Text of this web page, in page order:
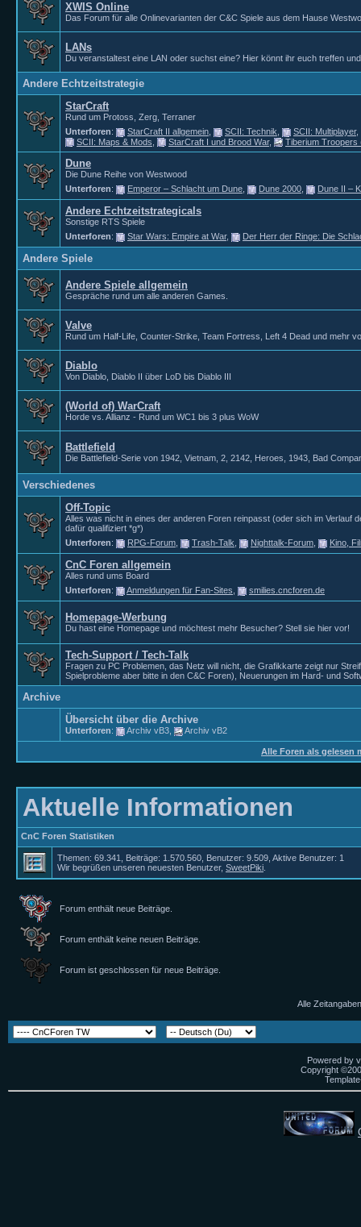
XWIS Online
Das Forum für alle Onlinevarianten der C&C Spiele aus dem Hause
LANs
Du veranstaltest eine LAN oder suchst eine? Hier könnt ihr euch treffen
Andere Echtzeitstrategie
StarCraft
Rund um Protoss, Zerg, Terraner
Unterforen: StarCraft II allgemein SCII: Technik SCII: Multiplayer,
SCII: Maps & Mods
StarCraft I und Brood War, Tiberium Troopers
Dune
Die Dune Reihe von Westwood
Unterforen: Emperor – Schlacht um Dune Dune 2000 Dune II –
Andere Echtzeitstrategicals
Sonstige RTS Spiele
Unterforen: Star Wars: Empire at War, Der Herr der Ringe: Die
Andere Spiele
Andere Spiele allgemein
Gespräche rund um alle anderen Games.
Valve
Rund um Half-Life, Counter-Strike, Team Fortress, Left 4 Dead und mehr
Diablo
Von Diablo, Diablo II über LoD bis Diablo III
(World of) WarCraft
Horde vs. Allianz - Rund um WC1 bis 3 plus WoW
Battlefield
Die Battlefield-Serie von 1942, Vietnam, 2, 2142, Heroes, 1943, Bad
Verschiedenes
Off-Topic
Alles was nicht in eines der anderen Foren reinpasst (oder sich im Verlauf
dafür qualifiziert *g*)
Unterforen: RPG-Forum Trash-Talk Nighttalk-Forum Kino,
CnC Foren allgemein
Alles rund ums Board
Unterforen: Anmeldungen für Fan-Sites smilies.cncforen.de
Homepage-Werbung
Du hast eine Homepage und möchtest mehr Besucher? Stell sie hier vor!
Tech-Support / Tech-Talk
Fragen zu PC Problemen, das Netz will nicht, die Grafikkarte zeigt nur
Spielprobleme aber bitte in den C&C Foren), Neuerungen im Hard- und
Archive
Übersicht über die Archive
Unterforen: Archiv vB3 Archiv vB2
Alle Foren als gelesen
Aktuelle Informationen
CnC Foren Statistiken
Themen: 69.341, Beiträge: 1.570.560, Benutzer: 9.509, Aktive Benutzer: 1
Wir begrüßen unseren neuesten Benutzer, SweetPiki
Forum enthält neue Beiträge.
Forum enthält keine neuen Beiträge.
Forum ist geschlossen für neue Beiträge.
Alle
Powered by
Copyright